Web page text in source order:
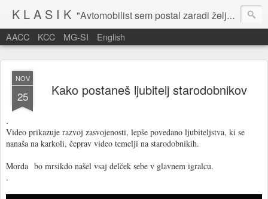
K L A S I K "Avtomobilist sem postal zaradi želje po potovanju in dejavnosti v prostem času." Baron Anton Codelli
AACC KCC MG-SI English
NOV
25 Kako postaneš ljubitelj starodobnikov
.
Video prikazuje razvoj zasvojenosti, lepše povedano ljubiteljstva, ki se
nanaša na karkoli, čeprav video temelji na starodobnikih.
Morda bo mrsikdo našel vsaj delček sebe v glavnem igralcu.
.